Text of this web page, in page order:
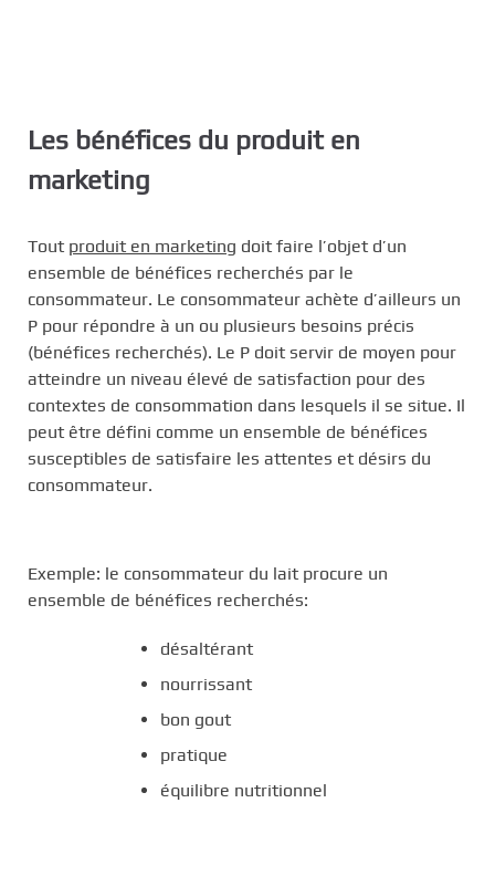
Les bénéfices du produit en
marketing
Tout produit en marketing doit faire l’objet d’un
ensemble de bénéfices recherchés par le
consommateur. Le consommateur achète d’ailleurs un
P pour répondre à un ou plusieurs besoins précis
(bénéfices recherchés). Le P doit servir de moyen pour
atteindre un niveau élevé de satisfaction pour des
contextes de consommation dans lesquels il se situe. Il
peut être défini comme un ensemble de bénéfices
susceptibles de satisfaire les attentes et désirs du
consommateur.
Exemple: le consommateur du lait procure un
ensemble de bénéfices recherchés:
désaltérant
nourrissant
bon gout
pratique
équilibre nutritionnel